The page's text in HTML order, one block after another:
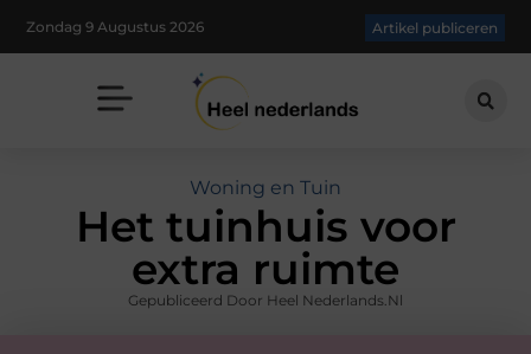
Zondag 9 Augustus 2026 Artikel publiceren
Woning en Tuin
Het tuinhuis voor
extra ruimte
Gepubliceerd Door Heel Nederlands.nl